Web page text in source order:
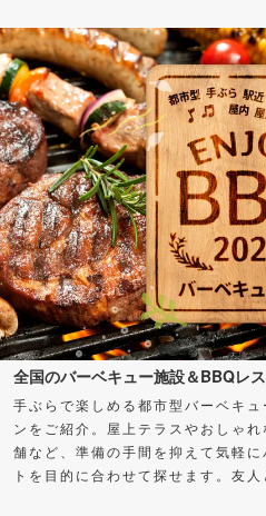
全国のバーベキュー施設＆BBQレ
手ぶらで楽しめる都市型バーベキ
ンをご紹介。屋上テラスやおしゃ
舗など、準備の手間を抑えて気軽
トを目的に合わせて探せます。友